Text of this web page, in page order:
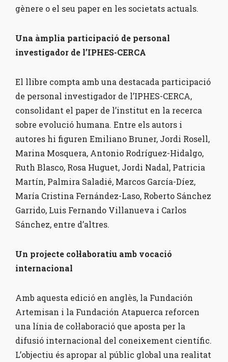
gènere o el seu paper en les societats actuals.
Una àmplia participació de personal
investigador de l’IPHES-CERCA
El llibre compta amb una destacada participació
de personal investigador de l’IPHES-CERCA,
consolidant el paper de l’institut en la recerca
sobre evolució humana. Entre els autors i
autores hi figuren Emiliano Bruner, Jordi Rosell,
Marina Mosquera, Antonio Rodríguez-Hidalgo,
Ruth Blasco, Rosa Huguet, Jordi Nadal, Patricia
Martín, Palmira Saladié, Marcos García-Díez,
María Cristina Fernández-Laso, Roberto Sánchez
Garrido, Luis Fernando Villanueva i Carlos
Sánchez, entre d’altres.
Un projecte col·laboratiu amb vocació
internacional
Amb aquesta edició en anglès, la Fundación
Artemisan i la Fundación Atapuerca reforcen
una línia de col·laboració que aposta per la
difusió internacional del coneixement científic.
L’objectiu és apropar al públic global una realitat